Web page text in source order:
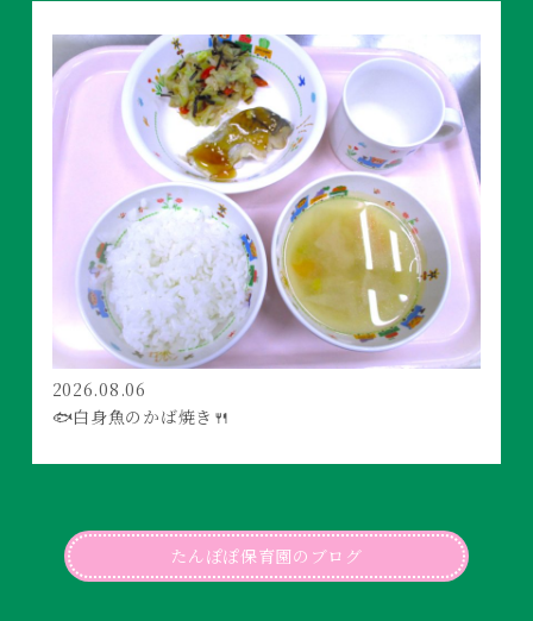
2026.08.06
🐟白身魚のかば焼き🍴
たんぽぽ保育園のブログ